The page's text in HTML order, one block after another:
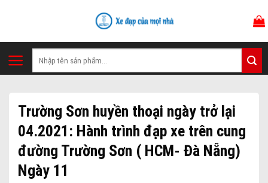
Tìm
kiếm:
Trường Sơn huyền thoại ngày trở lại
04.2021: Hành trình đạp xe trên cung
đường Trường Sơn ( HCM- Đà Nẵng)
Ngày 11